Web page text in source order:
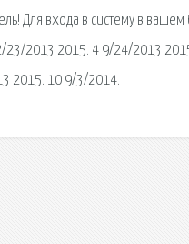
Для входа в систему в
23/2013 2015. 4 9/24/2013
2015. 10 9/3/2014.